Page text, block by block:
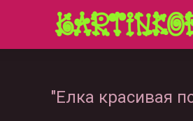
"Елка красивая